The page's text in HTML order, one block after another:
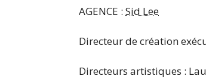
AGENCE : Sid Lee
Directeur de création
Directeurs artistiques :